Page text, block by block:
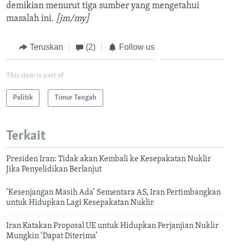
demikian menurut tiga sumber yang mengetahui
masalah ini. [jm/my]
Teruskan (2) Follow us
This item is part of
Politik Timur Tengah
Terkait
Presiden Iran: Tidak akan Kembali ke Kesepakatan Nuklir
Jika Penyelidikan Berlanjut
‘Kesenjangan Masih Ada’ Sementara AS, Iran Pertimbangkan
untuk Hidupkan Lagi Kesepakatan Nuklir
Iran Katakan Proposal UE untuk Hidupkan Perjanjian Nuklir
Mungkin ‘Dapat Diterima’